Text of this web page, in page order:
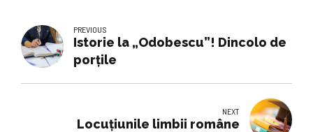
PREVIOUS
Istorie la „Odobescu”! Dincolo de
porțile
NEXT
Locuţiunile limbii române